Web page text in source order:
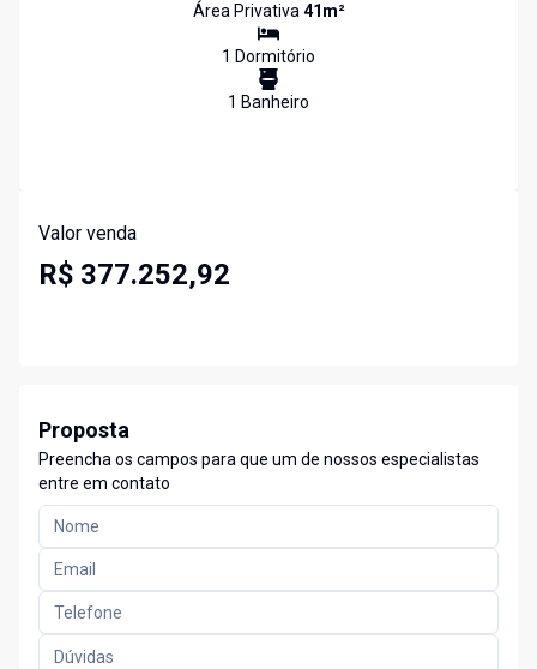
Área Privativa41m²
1 Dormitório
1 Banheiro
Valor venda
R$ 377.252,92
Proposta
Preencha os campos para que um de nossos especialistas
entre em contato